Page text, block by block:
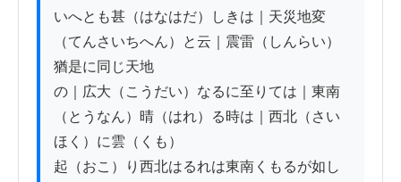
いへとも甚（はなはだ）しきは｜天災地変
（てんさいちへん）と云｜震雷（しんらい）
猶是に同じ天地
の｜広大（こうだい）なるに至りては｜東南
（とうなん）晴（はれ）る時は｜西北（さい
ほく）に雲（くも）
起（おこ）り西北はるれは東南くもるが如し